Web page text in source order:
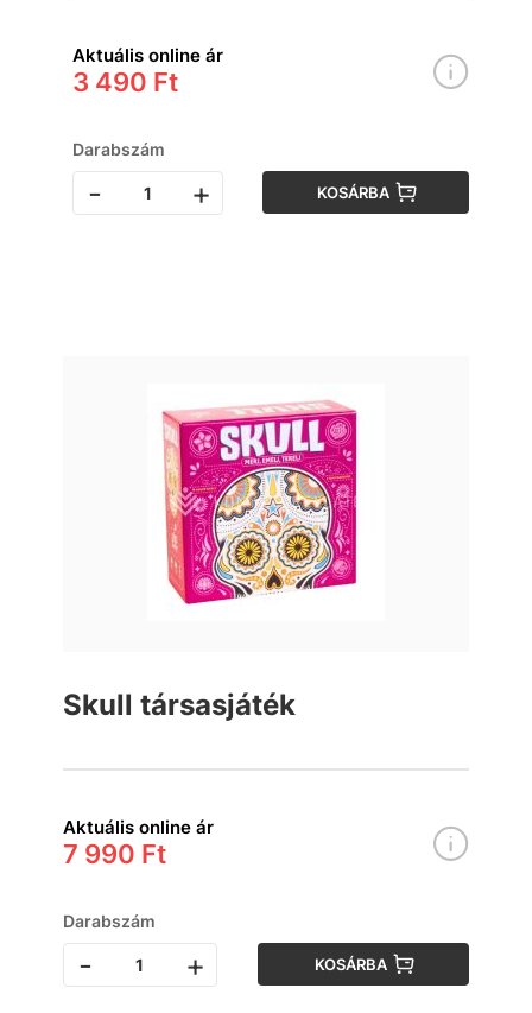
Aktuális online ár
3 490 Ft
Darabszám
- + KOSÁRBA
Skull társasjáték
Aktuális online ár
7 990 Ft
Darabszám
- + KOSÁRBA